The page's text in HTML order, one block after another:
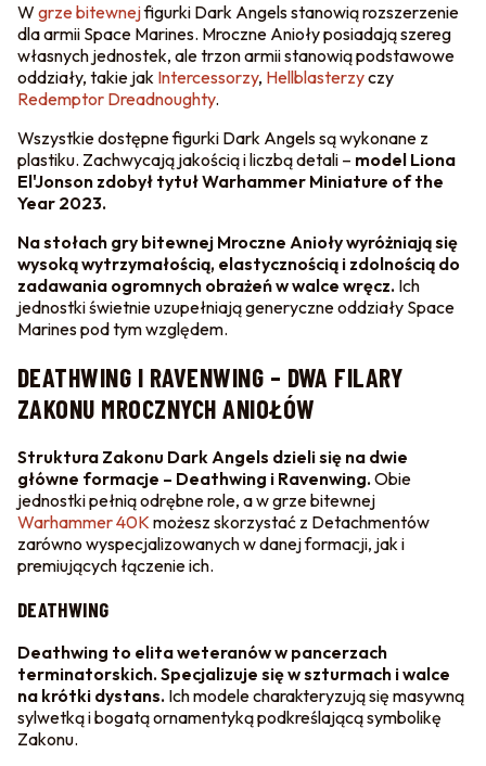
W grze bitewnejfigurki Dark Angels stanowią rozszerzenie
dla armii Space Marines. Mroczne Anioły posiadają szereg
własnych jednostek, ale trzon armii stanowią podstawowe
oddziały, takie jak Intercessorzy, Hellblasterzyczy
Redemptor Dreadnoughty.
Wszystkie dostępne figurki Dark Angels są wykonane z
plastiku. Zachwycają jakością i liczbą detali – model Liona
El'Jonson zdobył tytuł Warhammer Miniature of the
Year 2023.
Na stołach gry bitewnej Mroczne Anioły wyróżniają się
wysoką wytrzymałością, elastycznością i zdolnością do
zadawania ogromnych obrażeń w walce wręcz. Ich
jednostki świetnie uzupełniają generyczne oddziały Space
Marines pod tym względem.
DEATHWING I RAVENWING – DWA FILARY
ZAKONU MROCZNYCH ANIOŁÓW
Struktura Zakonu Dark Angels dzieli się na dwie
główne formacje – Deathwing i Ravenwing.Obie
jednostki pełnią odrębne role, a w grze bitewnej
Warhammer 40K możesz skorzystać z Detachmentów
zarówno wyspecjalizowanych w danej formacji, jak i
premiujących łączenie ich.
DEATHWING
Deathwing to elita weteranów w pancerzach
terminatorskich. Specjalizuje się w szturmach i walce
na krótki dystans. Ich modele charakteryzują się masywną
sylwetką i bogatą ornamentyką podkreślającą symbolikę
Zakonu.